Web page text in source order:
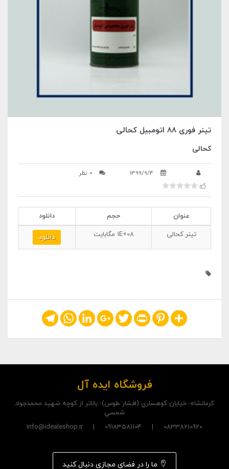
تینر فوری 88 اتومبیل کحالی
کحالی
1399/9/4 0 نظر
عنوان حجم
دانلود
تینر کحالی
1E+08 مگابایت دانلود
Share
Pinterest
Print
Twitter
Google+
LinkedIn
WhatsApp
Telegram
فروشگاه ایده آل
کرمانشاه- خيابان کوهساري (افشار طوس)- بالاتر از کوچه شهيد محمدجواد
شمسي
08338210920 | 09183581104 | info@idealeshop.ir
ما را در فضای مجازی دنبال کنید